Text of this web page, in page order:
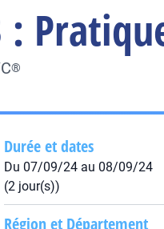
®
Durée et dates
Du 07/09/24 au 08/09/24
(2 jour(s))
Région et Département